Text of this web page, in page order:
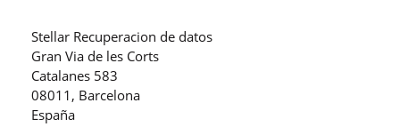
Stellar Recuperacion de datos
Gran Via de les Corts
Catalanes 583
08011, Barcelona
España